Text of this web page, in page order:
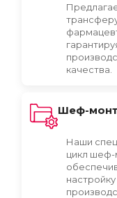
качества.
Шеф-
Наши
цикл шеф-